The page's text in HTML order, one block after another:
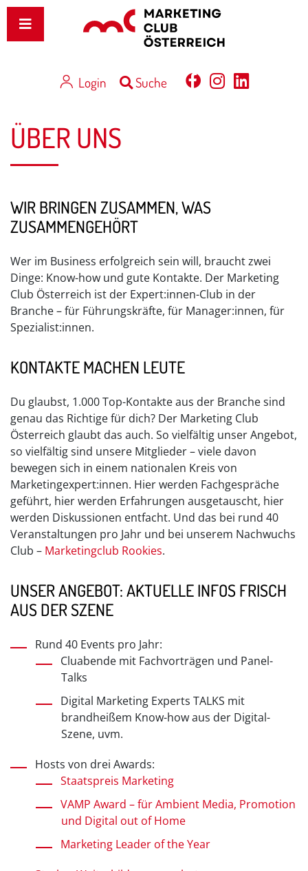
Login Suche
ÜBER UNS
WIR BRINGEN ZUSAMMEN, WAS
ZUSAMMENGEHÖRT
Wer im Business erfolgreich sein will, braucht zwei
Dinge: Know-how und gute Kontakte. Der Marketing
Club Österreich ist der Expert:innen-Club in der
Branche – für Führungskräfte, für Manager:innen, für
Spezialist:innen.
KONTAKTE MACHEN LEUTE
Du glaubst, 1.000 Top-Kontakte aus der Branche sind
genau das Richtige für dich? Der Marketing Club
Österreich glaubt das auch. So vielfältig unser Angebot,
so vielfältig sind unsere Mitglieder – viele davon
bewegen sich in einem nationalen Kreis von
Marketingexpert:innen. Hier werden Fachgespräche
geführt, hier werden Erfahrungen ausgetauscht, hier
werden Diskussionen entfacht. Und das bei rund 40
Veranstaltungen pro Jahr und bei unserem Nachwuchs
Club – Marketingclub Rookies.
UNSER ANGEBOT: AKTUELLE INFOS FRISCH
AUS DER SZENE
Rund 40 Events pro Jahr:
Cluabende mit Fachvorträgen und Panel-
Talks
Digital Marketing Experts TALKS mit
brandheißem Know-how aus der Digital-
Szene, uvm.
Hosts von drei Awards:
Staatspreis Marketing
VAMP Award – für Ambient Media, Promotion
und Digital out of Home
Marketing Leader of the Year